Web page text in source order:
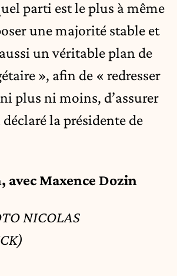
parti est le plus à même
une majorité stable et
un véritable plan de
», afin de « redresser
plus ni moins, d’assurer
déclaré la présidente de
avec Maxence Dozin
NICOLAS